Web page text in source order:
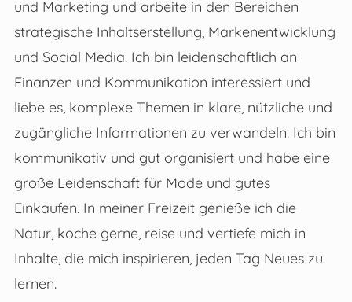
und Marketing und arbeite in den Bereichen
strategische Inhaltserstellung, Markenentwicklung
und Social Media. Ich bin leidenschaftlich an
Finanzen und Kommunikation interessiert und
liebe es, komplexe Themen in klare, nützliche und
zugängliche Informationen zu verwandeln. Ich bin
kommunikativ und gut organisiert und habe eine
große Leidenschaft für Mode und gutes
Einkaufen. In meiner Freizeit genieße ich die
Natur, koche gerne, reise und vertiefe mich in
Inhalte, die mich inspirieren, jeden Tag Neues zu
lernen.